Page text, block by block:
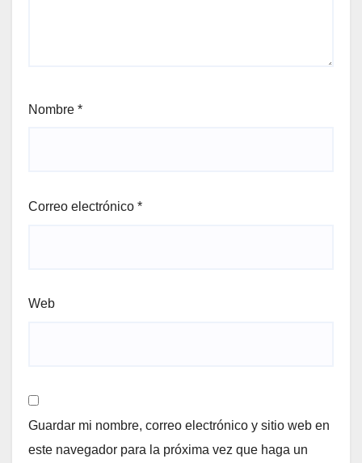
Nombre *
Correo electrónico *
Web
Guardar mi nombre, correo electrónico y sitio web en
este navegador para la próxima vez que haga un